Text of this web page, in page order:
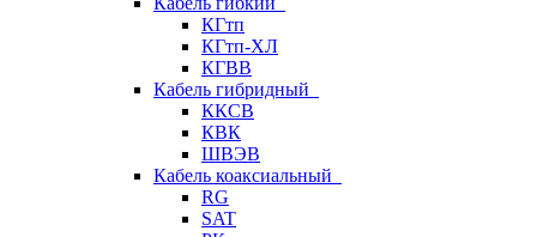
КГтп
КГтп-ХЛ
КГВВ
Кабель гибридный
ККСВ
КВК
ШВЭВ
Кабель коаксиальный
RG
SAT